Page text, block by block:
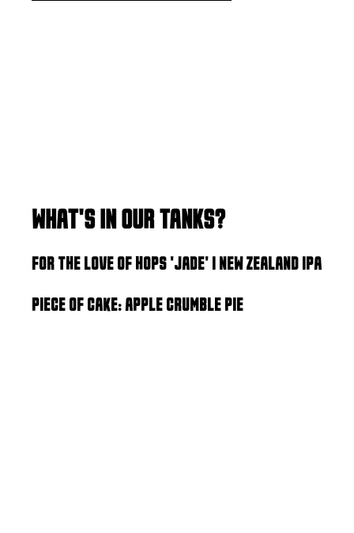
WHAT'S IN OUR TANKS?
FOR THE LOVE OF HOPS 'JADE' | NEW ZEALAND IPA
PIECE OF CAKE: APPLE CRUMBLE PIE